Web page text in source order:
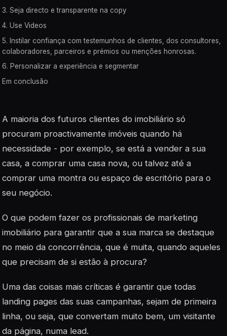
3. Seja directo e transparente na copy
4. Use Videos
5. Instilar confiança com testemunhos de clientes, dos consultores,
colaboradores, parceiros e prémios ou menções honrosas.
6. Personalizar a experiência e segmentar
Em conclusão
A maioria dos futuros clientes do imobiliário só
procuram proactivamente imóveis quando há
necessidade - por exemplo, se está a vender a sua
casa, a comprar uma casa nova, ou talvez até a
comprar uma montra ou espaço de escritório para o
seu negócio.
O que podem fazer os profissionais de marketing
imobiliário para garantir que a sua marca se destaque
no meio da concorrência, que é muita, quando aqueles
que precisam de si estão à procura?
Uma das coisas mais críticas é garantir que todas
landing pages das suas campanhas, sejam de primeira
linha, ou seja, que convertam muito bem, um visitante
da página, numa lead.